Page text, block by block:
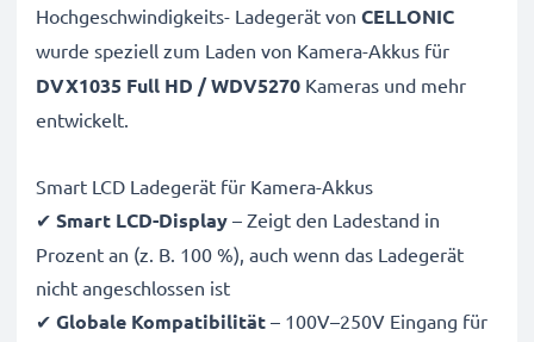
Hochgeschwindigkeits- Ladegerät von CELLONIC
wurde speziell zum Laden von Kamera-Akkus für
DVX1035 Full HD / WDV5270 Kameras und mehr
entwickelt.
Smart LCD Ladegerät für Kamera-Akkus
✔ Smart LCD-Display – Zeigt den Ladestand in
Prozent an (z. B. 100 %), auch wenn das Ladegerät
nicht angeschlossen ist
✔ Globale Kompatibilität – 100V–250V Eingang für